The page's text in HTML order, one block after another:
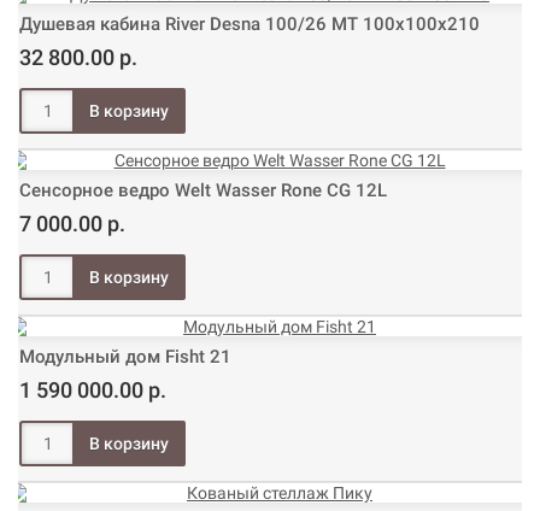
Душевая кабина River Desna 100/26 МТ 100х100х210
32 800.00 р.
Сенсорное ведро Welt Wasser Rone CG 12L
7 000.00 р.
Модульный дом Fisht 21
1 590 000.00 р.